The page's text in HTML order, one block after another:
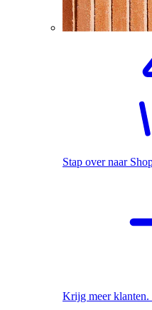
Stap over naar
Krijg meer klanten.